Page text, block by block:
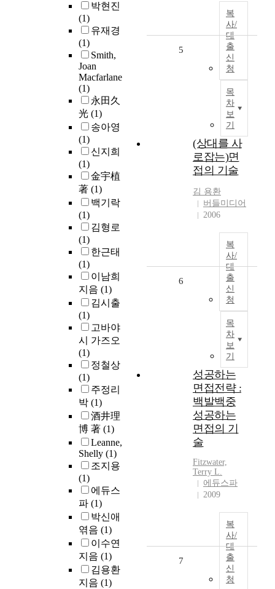
박현진
(1)
유재경
(1)
Smith,
Joan
Macfarlane
(1)
永田久
光 (1)
송아영
(1)
신지희
(1)
金宇植
著 (1)
백기락
(1)
김형로
(1)
한근태
(1)
이남희
지음 (1)
김시출
(1)
고바야
시 가즈오
(1)
정철상
(1)
주정리
박 (1)
酒井理
博 著 (1)
Leanne,
Shelly (1)
조지용
(1)
에듀스
파 (1)
박신애
엮음 (1)
이수연
지음 (1)
김용환
지음 (1)
복
사/
대
출
신
청
목
차
보
기
5
(상대를 사
로잡는)면
접의 기술
김 용환
버들미디어
2006
복
사/
대
출
신
청
목
차
보
기
6
성공하는
면접전략 :
백발백중
성공하는
면접의 기
술
Fitzwater,
Terry L.
에듀스파
2009
복
사/
대
출
신
청
7